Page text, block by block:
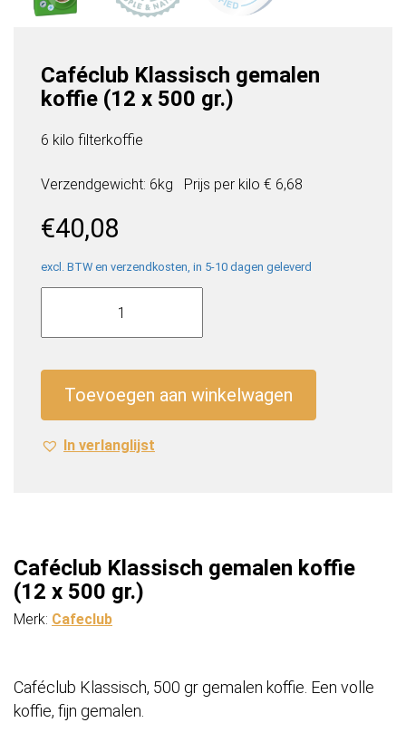
Caféclub Klassisch gemalen
koffie (12 x 500 gr.)
6 kilo filterkoffie
Verzendgewicht: 6kg Prijs per kilo € 6,68
€40,08
excl. BTW en verzendkosten, in 5-10 dagen geleverd
Caféclub
gemalen
500
gr.)
Toevoegen aan winkelwagen
In verlanglijst
Caféclub Klassisch gemalen koffie
(12 x 500 gr.)
Merk: Cafeclub
Caféclub Klassisch, 500 gr gemalen koffie. Een volle
koffie, fijn gemalen.